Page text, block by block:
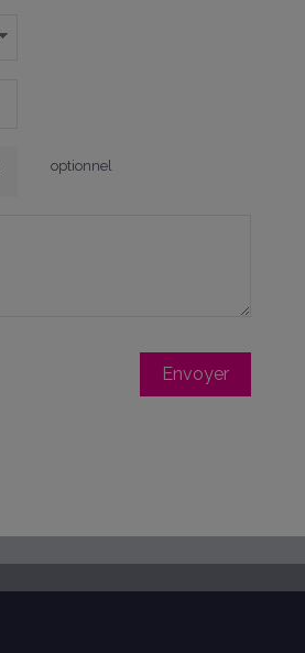
optionnel